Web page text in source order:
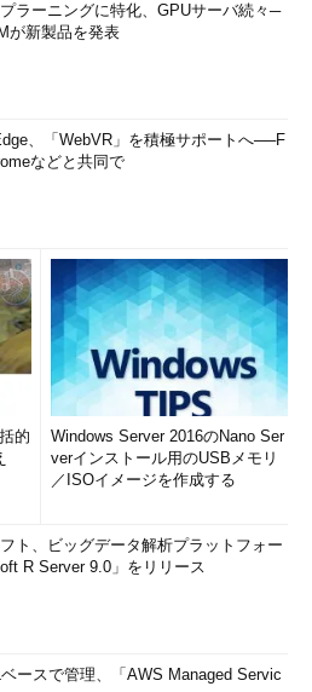
ラーニングに特化、GPUサーバ続々─
が新製品を発表
、「WebVR」を積極サポートへ──F
などと共同で
的
Windows Server 2016のNano Ser
verインストール用のUSBメモリ
／ISOイメージを作成する
ト、ビッグデータ解析プラットフォー
R Server 9.0」をリリース
ースで管理、「AWS Managed Servic